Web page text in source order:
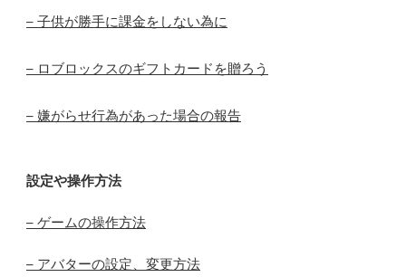
– 子供が勝手に課金をしない為に
– ロブロックスのギフトカードを贈ろう
– 嫌がらせ行為があった場合の報告
設定や操作方法
– ゲームの操作方法
– アバターの設定、変更方法